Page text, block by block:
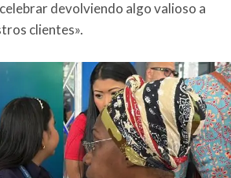
devolviendo algo valioso a
clientes».